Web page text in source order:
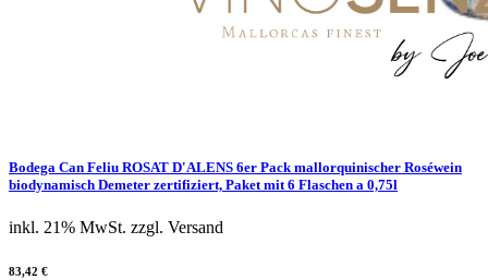
Bodega Can Feliu ROSAT D'ALENS 6er Pack mallorquinischer Roséwein
biodynamisch Demeter zertifiziert, Paket mit 6 Flaschen a 0,75l
inkl. 21% MwSt. zzgl. Versand
83,42 €